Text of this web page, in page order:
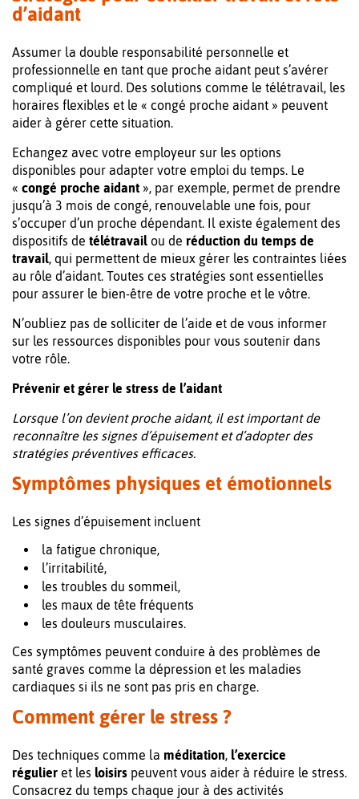
d’aidant
Assumer la double responsabilité personnelle et
professionnelle en tant que proche aidant peut s’avérer
compliqué et lourd. Des solutions comme le télétravail, les
horaires flexibles et le « congé proche aidant » peuvent
aider à gérer cette situation.
Echangez avec votre employeur sur les options
disponibles pour adapter votre emploi du temps. Le
« congé proche aidant », par exemple, permet de prendre
jusqu’à 3 mois de congé, renouvelable une fois, pour
s’occuper d’un proche dépendant. Il existe également des
dispositifs de télétravail ou de réduction du temps de
travail, qui permettent de mieux gérer les contraintes liées
au rôle d’aidant. Toutes ces stratégies sont essentielles
pour assurer le bien-être de votre proche et le vôtre.
N’oubliez pas de solliciter de l’aide et de vous informer
sur les ressources disponibles pour vous soutenir dans
votre rôle.
Prévenir et gérer le stress de l’aidant
Lorsque l’on devient proche aidant, il est important de
reconnaître les signes d’épuisement et d’adopter des
stratégies préventives efficaces.
Symptômes physiques et émotionnels
Les signes d’épuisement incluent
la fatigue chronique,
l’irritabilité,
les troubles du sommeil,
les maux de tête fréquents
les douleurs musculaires.
Ces symptômes peuvent conduire à des problèmes de
santé graves comme la dépression et les maladies
cardiaques si ils ne sont pas pris en charge.
Comment gérer le stress ?
Des techniques comme la méditation, l’exercice
régulier et les loisirs peuvent vous aider à réduire le stress.
Consacrez du temps chaque jour à des activités